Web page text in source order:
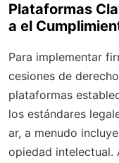
Plataformas
a el
Para implementar
cesiones de
plataformas
los estándares
ar, a menudo
opiedad intelectual.